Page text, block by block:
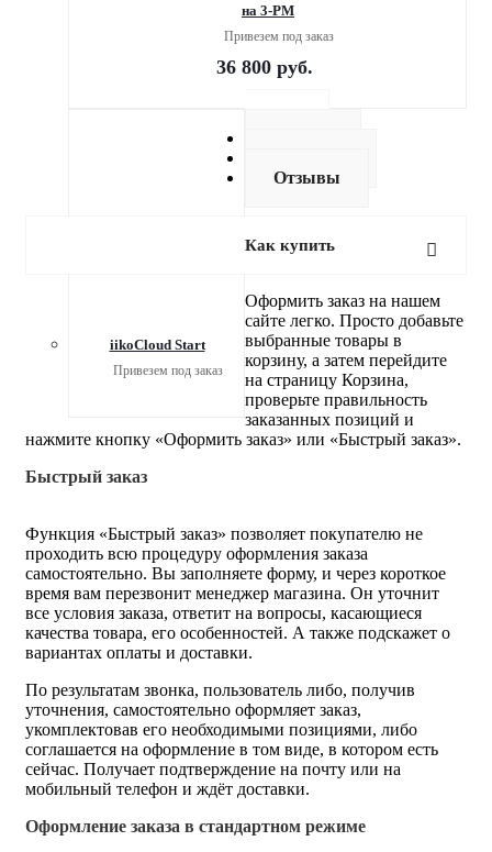
на 3-РМ
Привезем под заказ
36 800руб.
iikoCloud Start
Привезем под заказ
Отзывы
Как купить
Оформить заказ на нашем
сайте легко. Просто добавьте
выбранные товары в
корзину, а затем перейдите
на страницу Корзина,
проверьте правильность
заказанных позиций и
нажмите кнопку «Оформить заказ» или «Быстрый заказ».
Быстрый заказ
Функция «Быстрый заказ» позволяет покупателю не
проходить всю процедуру оформления заказа
самостоятельно. Вы заполняете форму, и через короткое
время вам перезвонит менеджер магазина. Он уточнит
все условия заказа, ответит на вопросы, касающиеся
качества товара, его особенностей. А также подскажет о
вариантах оплаты и доставки.
По результатам звонка, пользователь либо, получив
уточнения, самостоятельно оформляет заказ,
укомплектовав его необходимыми позициями, либо
соглашается на оформление в том виде, в котором есть
сейчас. Получает подтверждение на почту или на
мобильный телефон и ждёт доставки.
Оформление заказа в стандартном режиме